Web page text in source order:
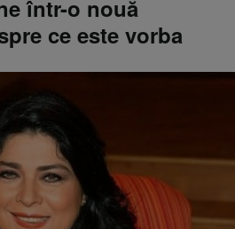
într-o nouă
ce este vorba